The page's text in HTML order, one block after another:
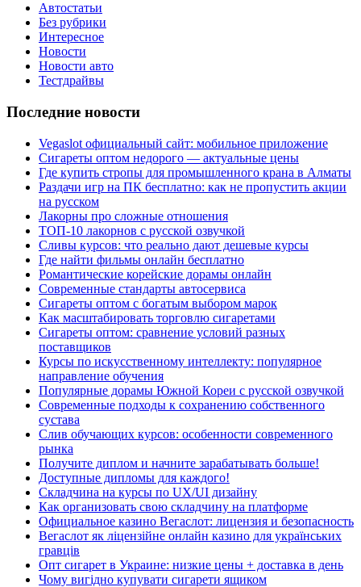
Автостатьи
Без рубрики
Интересное
Новости
Новости авто
Тестдрайвы
Последние новости
Vegaslot официальный сайт: мобильное приложение
Сигареты оптом недорого — актуальные цены
Где купить стропы для промышленного крана в Алматы
Раздачи игр на ПК бесплатно: как не пропустить акции
на русском
Лакорны про сложные отношения
ТОП-10 лакорнов с русской озвучкой
Сливы курсов: что реально дают дешевые курсы
Где найти фильмы онлайн бесплатно
Романтические корейские дорамы онлайн
Современные стандарты автосервиса
Сигареты оптом с богатым выбором марок
Как масштабировать торговлю сигаретами
Сигареты оптом: сравнение условий разных
поставщиков
Курсы по искусственному интеллекту: популярное
направление обучения
Популярные дорамы Южной Кореи с русской озвучкой
Современные подходы к сохранению собственного
сустава
Слив обучающих курсов: особенности современного
рынка
Получите диплом и начните зарабатывать больше!
Доступные дипломы для каждого!
Складчина на курсы по UX/UI дизайну
Как организовать свою складчину на платформе
Официальное казино Вегаслот: лицензия и безопасность
Вегаслот як ліцензійне онлайн казино для українських
гравців
Опт сигарет в Украине: низкие цены + доставка в день
Чому вигідно купувати сигарети ящиком